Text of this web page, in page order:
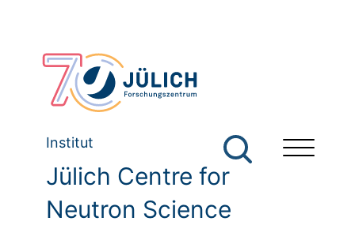
Institut
Jülich Centre for
Neutron Science